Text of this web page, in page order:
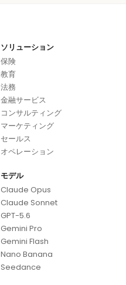
ソリューション
保険
教育
法務
金融サービス
コンサルティング
マーケティング
セールス
オペレーション
モデル
Claude Opus
Claude Sonnet
GPT-5.6
Gemini Pro
Gemini Flash
Nano Banana
Seedance